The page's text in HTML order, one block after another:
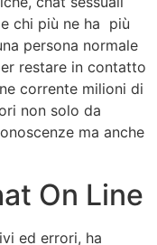
chi più ne ha più
persona normale
restare in contatto
corrente milioni di
non solo da
ma anche
On Line
ed errori, ha